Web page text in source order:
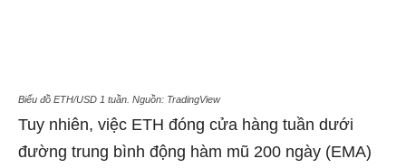
Biểu đồ ETH/USD 1 tuần. Nguồn: TradingView
Tuy nhiên, việc ETH đóng cửa hàng tuần dưới
đường trung bình động hàm mũ 200 ngày (EMA)